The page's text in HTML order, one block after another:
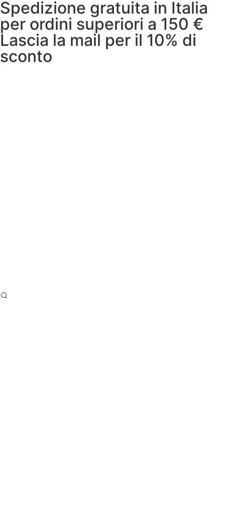
Spedizione gratuita in Italia
per ordini superiori a 150 €
Lascia la mail per il 10% di
sconto